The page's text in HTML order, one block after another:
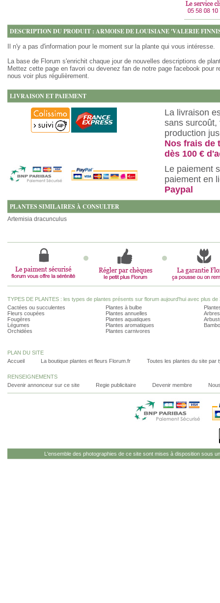
DESCRIPTION DU PRODUIT : ARMOISE DE LOUISIANE 'VALERIE
Il n'y a pas d'information pour le moment sur la plante qui vous intéresse.
La base de Florum s'enrichit chaque jour de nouvelles descriptions de
Mettez cette page en favori ou devenez fan de notre page facebook pour
nous voir plus régulièrement.
LIVRAISON ET PAIEMENT
La livraison
sans surcoût,
production
Nos frais de
dès 100 €
Le paiement
paiement en
Paypal
PLANTES SIMILAIRES À CONSULTER
Artemisia dracunculus
TYPES DE PLANTES : les types de plantes présents sur florum aujourd'hui avec plus de
Cactées ou succulentes
Fleurs coupées
Fougères
Légumes
Orchidées
Plantes à bulbe
Plantes annuelles
Plantes aquatiques
Plantes aromatiques
Plantes carnivores
PLAN DU SITE
Accueil
La boutique plantes et fleurs Florum.fr Toutes les plantes du site par
RENSEIGNEMENTS
Devenir annonceur sur ce site
Regie publicitaire Devenir membre
L'ensemble des photographies de ce site sont mises à disposition sous